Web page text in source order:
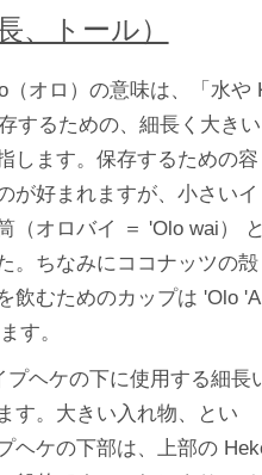
、トール）
（オロ）の意味は、「水や
するための、細長く大きい
します。保存するための容
が好まれますが、小さいイ
（オロバイ ＝ 'Olo wai）
。ちなみにココナッツの殻
飲むためのカップは 'Olo 'A
す。
プヘケの下に使用する細長
す。大きい入れ物、とい
ヘケの下部は、上部の